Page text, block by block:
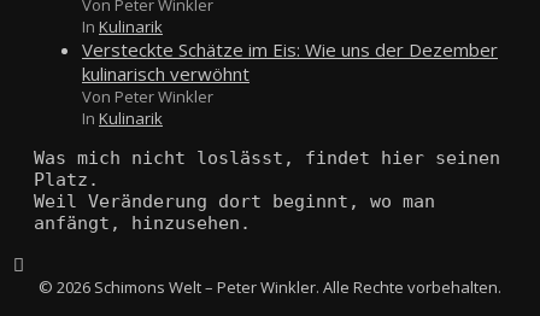
Von Peter Winkler
In Kulinarik
Versteckte Schätze im Eis: Wie uns der Dezember
kulinarisch verwöhnt
Von Peter Winkler
In Kulinarik
Was mich nicht loslässt, findet hier seinen
Platz.
Weil Veränderung dort beginnt, wo man
anfängt, hinzusehen.
© 2026 Schimons Welt – Peter Winkler. Alle Rechte vorbehalten.